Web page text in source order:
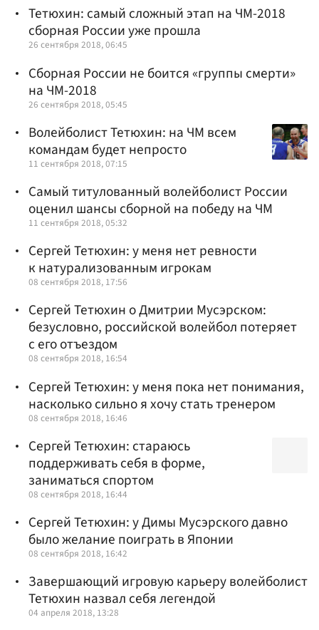
Тетюхин: самый сложный этап на ЧМ-2018
сборная России уже прошла
26 сентября 2018, 06:45
Сборная России не боится «группы смерти»
на ЧМ-2018
26 сентября 2018, 05:45
Волейболист Тетюхин: на ЧМ всем
командам будет непросто
11 сентября 2018, 07:15
Cамый титулованный волейболист России
оценил шансы сборной на победу на ЧМ
11 сентября 2018, 05:32
Сергей Тетюхин: у меня нет ревности
к натурализованным игрокам
08 сентября 2018, 17:56
Сергей Тетюхин о Дмитрии Мусэрском:
безусловно, российской волейбол потеряет
с его отъездом
08 сентября 2018, 16:54
Сергей Тетюхин: у меня пока нет понимания,
насколько сильно я хочу стать тренером
08 сентября 2018, 16:46
Сергей Тетюхин: стараюсь
поддерживать себя в форме,
заниматься спортом
08 сентября 2018, 16:44
Сергей Тетюхин: у Димы Мусэрского давно
было желание поиграть в Японии
08 сентября 2018, 16:42
Завершающий игровую карьеру волейболист
Тетюхин назвал себя легендой
04 апреля 2018, 13:28